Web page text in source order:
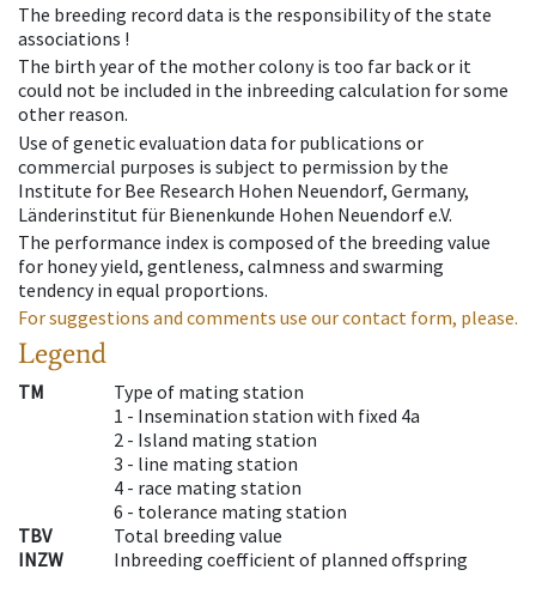
The breeding record data is the responsibility of the state
associations !
The birth year of the mother colony is too far back or it
could not be included in the inbreeding calculation for some
other reason.
Use of genetic evaluation data for publications or
commercial purposes is subject to permission by the
Institute for Bee Research Hohen Neuendorf, Germany,
Länderinstitut für Bienenkunde Hohen Neuendorf e.V.
The performance index is composed of the breeding value
for honey yield, gentleness, calmness and swarming
tendency in equal proportions.
For suggestions and comments use our contact form, please.
Legend
TM
Type of mating station
1 - Insemination station with fixed 4a
2 - Island mating station
3 - line mating station
4 - race mating station
6 - tolerance mating station
TBV
Total breeding value
INZW
Inbreeding coefficient of planned offspring